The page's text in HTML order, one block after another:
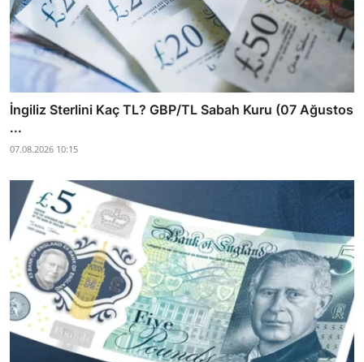
İngiliz Sterlini Kaç TL? GBP/TL Sabah Kuru (07 Ağustos
...
07.08.2026 10:15